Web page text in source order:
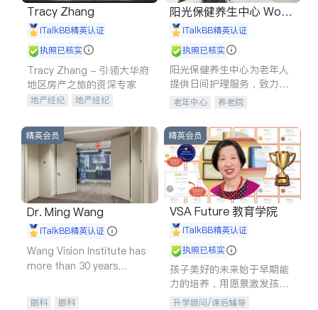
Tracy Zhang
iTalkBB精英认证
执照已核实
Tracy Zhang - 引领大华府
地区房产之旅的资深专家
地产经纪
地产经纪
商铺租售
开发商建商
阳光保健养生中心 World
shine
iTalkBB精英认证
执照已核实
阳光保健养生中心为老年人
提供日间护理服务，致力于
通过持续的护理创新来有效
老年中心 养老院
精英会员
Dr. Ming Wang
iTalkBB精英认证
Wang Vision Institute has
more than 30 years
眼科 眼科
精英会员
VSA Future 教育学院
iTalkBB精英认证
执照已核实
孩子美好的未来始于早期能
力的培养，用愿景激发孩子
的学习潜力和动力。理念：
升学顾问/课后辅导